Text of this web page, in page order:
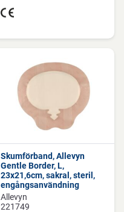
Skumförband, Allevyn
Gentle Border, L,
23x21,6cm, sakral, steril,
engångsanvändning
Allevyn
221749